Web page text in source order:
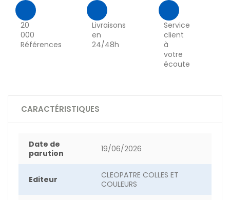
20
000
Références
Livraisons
en
24/48h
Service
client
à
votre
écoute
CARACTÉRISTIQUES
Date de
parution
19/06/2026
Editeur
CLEOPATRE COLLES ET
COULEURS